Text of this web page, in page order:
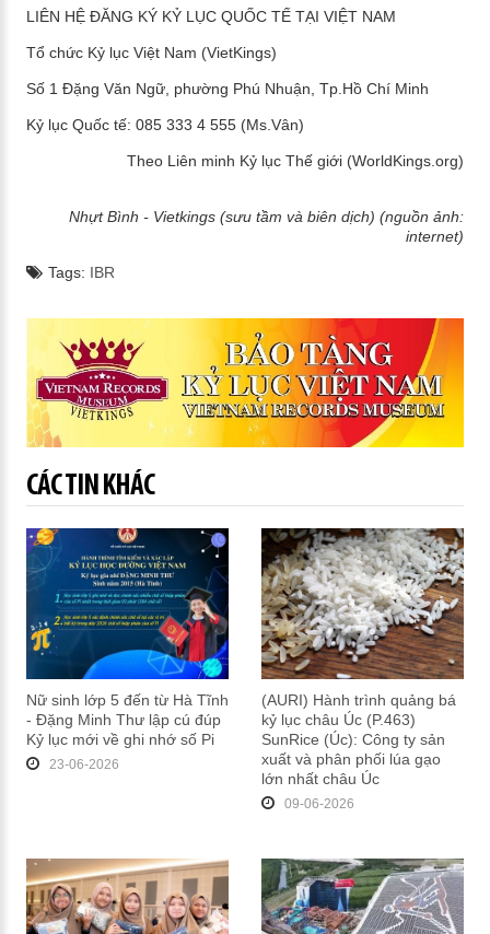
LIÊN HỆ ĐĂNG KÝ KỶ LỤC QUỐC TẾ TẠI VIỆT NAM
Tổ chức Kỷ lục Việt Nam (VietKings)
Số 1 Đặng Văn Ngữ, phường Phú Nhuận, Tp.Hồ Chí Minh
Kỷ lục Quốc tế: 085 333 4 555 (Ms.Vân)
Theo Liên minh Kỷ lục Thế giới (WorldKings.org)
Nhựt Bình - Vietkings (sưu tầm và biên dịch) (nguồn ảnh:
internet)
Tags: IBR
CÁC TIN KHÁC
Nữ sinh lớp 5 đến từ Hà Tĩnh
- Đặng Minh Thư lập cú đúp
Kỷ lục mới về ghi nhớ số Pi
23-06-2026
(AURI) Hành trình quảng bá
kỷ lục châu Úc (P.463)
SunRice (Úc): Công ty sản
xuất và phân phối lúa gạo
lớn nhất châu Úc
09-06-2026